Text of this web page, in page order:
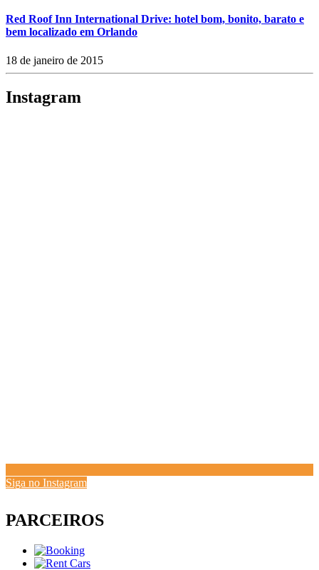
Red Roof Inn International Drive: hotel bom, bonito, barato e
bem localizado em Orlando
18 de janeiro de 2015
Instagram
Siga no Instagram
PARCEIROS